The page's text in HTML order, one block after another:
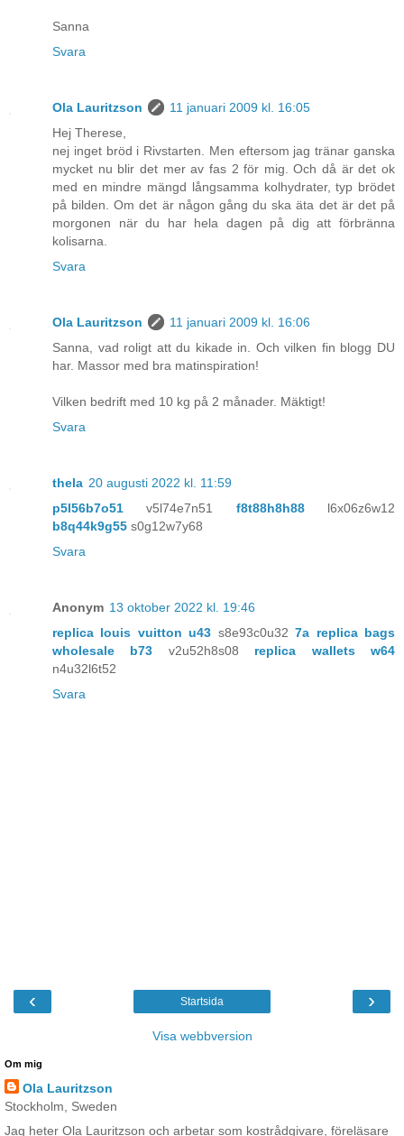
Sanna
Svara
Ola Lauritzson
11 januari 2009 kl. 16:05
Hej Therese,
nej inget bröd i Rivstarten. Men eftersom jag tränar ganska
mycket nu blir det mer av fas 2 för mig. Och då är det ok
med en mindre mängd långsamma kolhydrater, typ brödet
på bilden. Om det är någon gång du ska äta det är det på
morgonen när du har hela dagen på dig att förbränna
kolisarna.
Svara
Ola Lauritzson
11 januari 2009 kl. 16:06
Sanna, vad roligt att du kikade in. Och vilken fin blogg DU
har. Massor med bra matinspiration!
Vilken bedrift med 10 kg på 2 månader. Mäktigt!
Svara
thela 20 augusti 2022 kl. 11:59
p5l56b7o51 v5l74e7n51 f8t88h8h88l6x06z6w12
b8q44k9g55 s0g12w7y68
Svara
Anonym 13 oktober 2022 kl. 19:46
replica louis vuitton u43 s8e93c0u327a replica bags
wholesale b73 v2u52h8s08 replica wallets w64
n4u32l6t52
Svara
‹ ›
Startsida
Visa webbversion
Om mig
Ola Lauritzson
Stockholm, Sweden
Jag heter Ola Lauritzson och arbetar som kostrådgivare, föreläsare